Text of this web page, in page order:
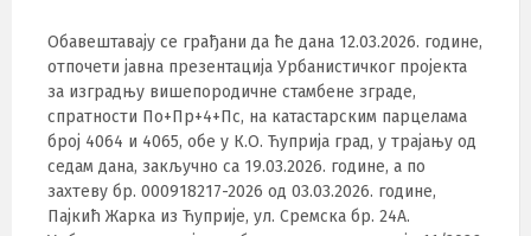
Обавештавају се грађани да ће дана 12.03.2026. године,
отпочети јавна презентација Урбанистичког пројекта
за изградњу вишепородичне стамбене зграде,
спратности По+Пр+4+Пс, на катастарским парцелама
број 4064 и 4065, обе у К.О. Ћуприја град, у трајању од
седам дана, закључно са 19.03.2026. године, а по
захтеву бр. 000918217-2026 од 03.03.2026. године,
Пајкић Жарка из Ћуприје, ул. Сремска бр. 24А.